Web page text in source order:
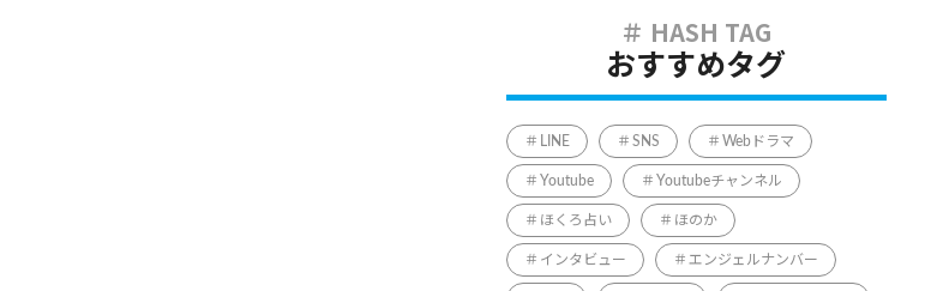
おすすめタグ
LINE SNS Webドラマ
Youtube Youtubeチャンネル
ほくろ占い ほのか
インタビュー エンジェルナンバー